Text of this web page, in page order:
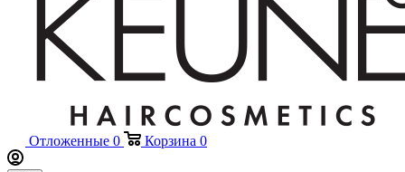
Отложенные 0 Корзина 0